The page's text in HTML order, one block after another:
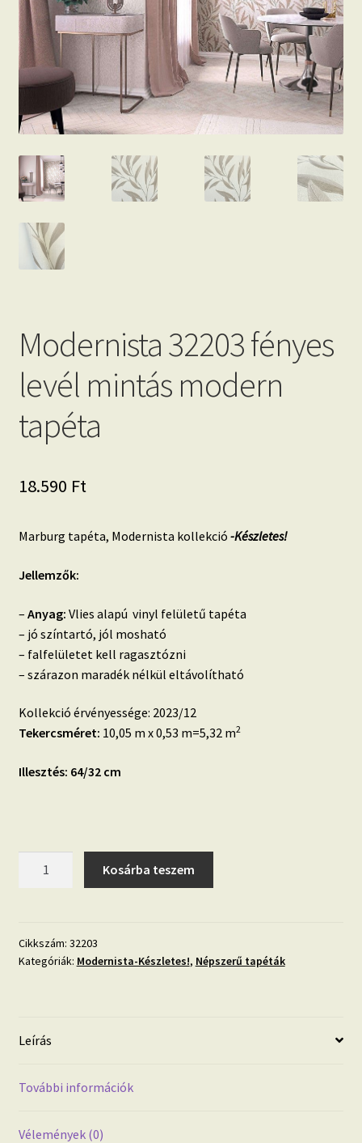
Modernista 32203 fényes
levél mintás modern
tapéta
18.590 Ft
Marburg tapéta, Modernista kollekció -Készletes!
Jellemzők:
– Anyag: Vlies alapú vinyl felületű tapéta
– jó színtartó, jól mosható
– falfelületet kell ragasztózni
– szárazon maradék nélkül eltávolítható
Kollekció érvényessége: 2023/12
Tekercsméret: 10,05 m x 0,53 m=5,32 m2
Illesztés: 64/32 cm
mintás
modern
Kosárba teszem
Cikkszám: 32203
Kategóriák: Modernista-Készletes!, Népszerű tapéták
Leírás
További információk
Vélemények (0)